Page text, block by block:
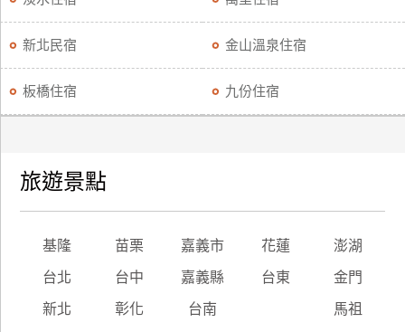
新北民宿 金山溫泉住宿
板橋住宿 九份住宿
旅遊景點
基隆 苗栗 嘉義市 花蓮 澎湖
台北 台中 嘉義縣 台東 金門
新北 彰化 台南 馬祖